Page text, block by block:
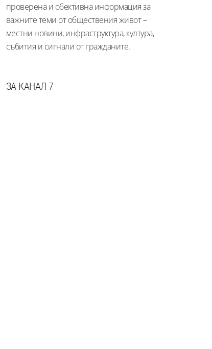
проверена и обективна информация за
важните теми от обществения живот –
местни новини, инфраструктура, култура,
събития и сигнали от гражданите.
ЗА КАНАЛ 7